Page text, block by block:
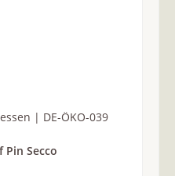
| DE-ÖKO-039
Pin Secco